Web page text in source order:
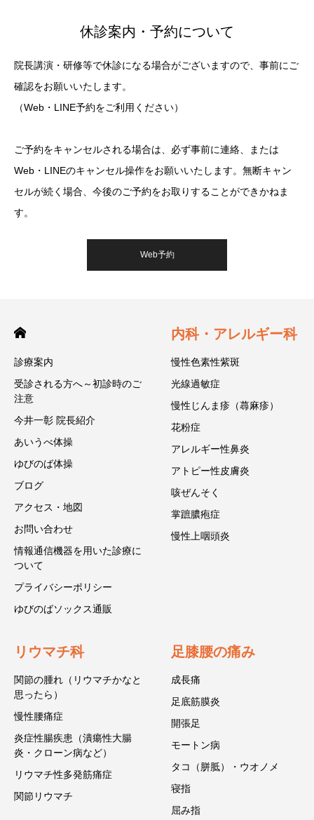
休診案内・予約について
院長講演・研修等で休診になる場合がございますので、事前にご
確認をお願いいたします。
（Web・LINE予約をご利用ください）
ご予約をキャンセルされる場合は、必ず事前に連絡、または
Web・LINEのキャンセル操作をお願いいたします。無断キャン
セルが続く場合、今後のご予約をお取りすることができかねま
す。
Web予約
診療案内
受診される方へ～初診時のご
注意
今井一彰 院長紹介
あいうべ体操
ゆびのば体操
ブログ
アクセス・地図
お問い合わせ
情報通信機器を用いた診療に
ついて
プライバシーポリシー
ゆびのばソックス通販
内科・アレルギー科
慢性色素性紫斑
光線過敏症
慢性じんま疹（蕁麻疹）
花粉症
アレルギー性鼻炎
アトピー性皮膚炎
咳ぜんそく
掌蹠膿疱症
慢性上咽頭炎
リウマチ科
関節の腫れ（リウマチかなと
思ったら）
慢性腰痛症
炎症性腸疾患（潰瘍性大腸
炎・クローン病など）
リウマチ性多発筋痛症
関節リウマチ
足膝腰の痛み
成長痛
足底筋膜炎
開張足
モートン病
タコ（胼胝）・ウオノメ
寝指
屈み指